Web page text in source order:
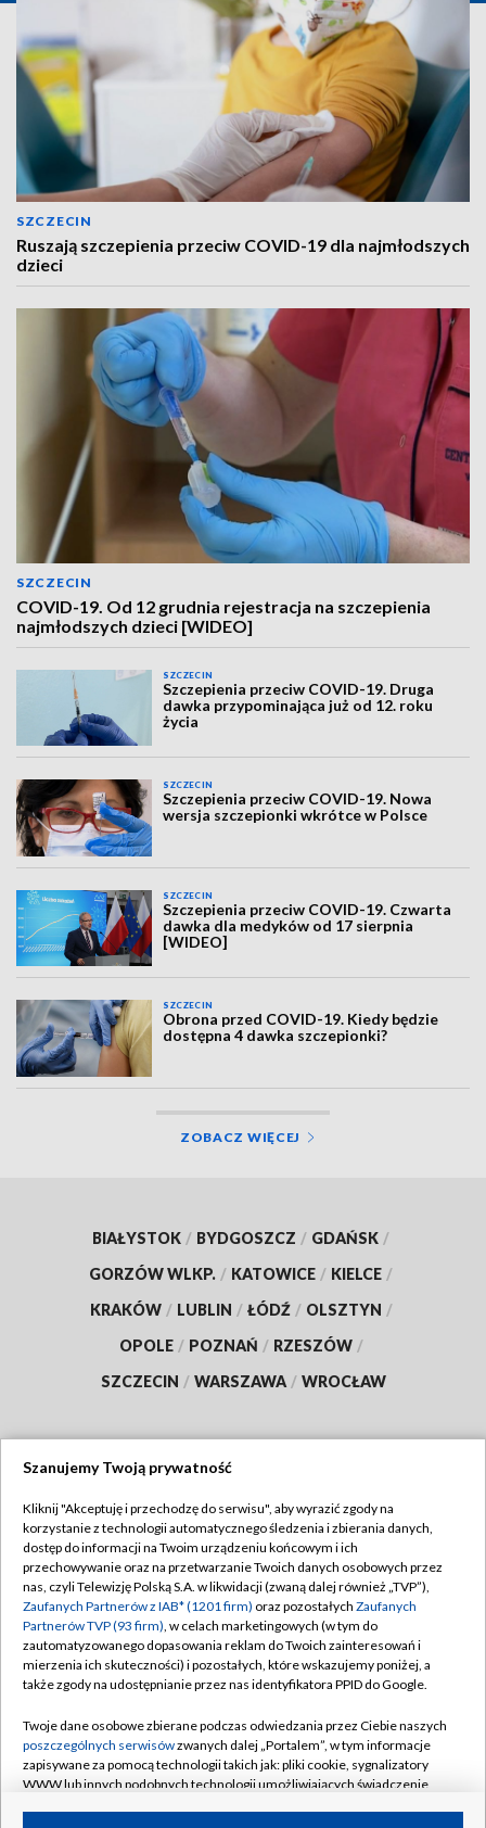
SZCZECIN
Ruszają szczepienia przeciw COVID-19 dla najmłodszych
dzieci
SZCZECIN
COVID-19. Od 12 grudnia rejestracja na szczepienia
najmłodszych dzieci [WIDEO]
SZCZECIN
Szczepienia przeciw COVID-19. Druga
dawka przypominająca już od 12. roku
życia
SZCZECIN
Szczepienia przeciw COVID-19. Nowa
wersja szczepionki wkrótce w Polsce
SZCZECIN
Szczepienia przeciw COVID-19. Czwarta
dawka dla medyków od 17 sierpnia
[WIDEO]
SZCZECIN
Obrona przed COVID-19. Kiedy będzie
dostępna 4 dawka szczepionki?
ZOBACZ WIĘCEJ
BIAŁYSTOK / BYDGOSZCZ / GDAŃSK /
GORZÓW WLKP. / KATOWICE / KIELCE /
KRAKÓW / LUBLIN / ŁÓDŹ / OLSZTYN /
OPOLE / POZNAŃ / RZESZÓW /
SZCZECIN / WARSZAWA / WROCŁAW
TVP
Abonament TVP
Emisja w TVP
Centrum informacji TVP
Naziemna Telewizja Cyfrowa
Rada Programowa
System NOS
Informacje o nadawcy
Regulamin TVP
Polityka prywatności
Moje zgody
Pomoc
Kontakt
Kanały
Szanujemy Twoją prywatność
Kliknij "Akceptuję i przechodzę do serwisu", aby wyrazić zgody na
korzystanie z technologii automatycznego śledzenia i zbierania danych,
dostęp do informacji na Twoim urządzeniu końcowym i ich
przechowywanie oraz na przetwarzanie Twoich danych osobowych przez
nas, czyli Telewizję Polską S.A. w likwidacji (zwaną dalej również „TVP”),
Zaufanych Partnerów z IAB* (1201 firm) oraz pozostałych Zaufanych
Partnerów TVP (93 firm), w celach marketingowych (w tym do
zautomatyzowanego dopasowania reklam do Twoich zainteresowań i
mierzenia ich skuteczności) i pozostałych, które wskazujemy poniżej, a
także zgody na udostępnianie przez nas identyfikatora PPID do Google.
Twoje dane osobowe zbierane podczas odwiedzania przez Ciebie naszych
poszczególnych serwisówzwanych dalej „Portalem”, w tym informacje
zapisywane za pomocą technologii takich jak: pliki cookie, sygnalizatory
WWW lub innych podobnych technologii umożliwiających świadczenie